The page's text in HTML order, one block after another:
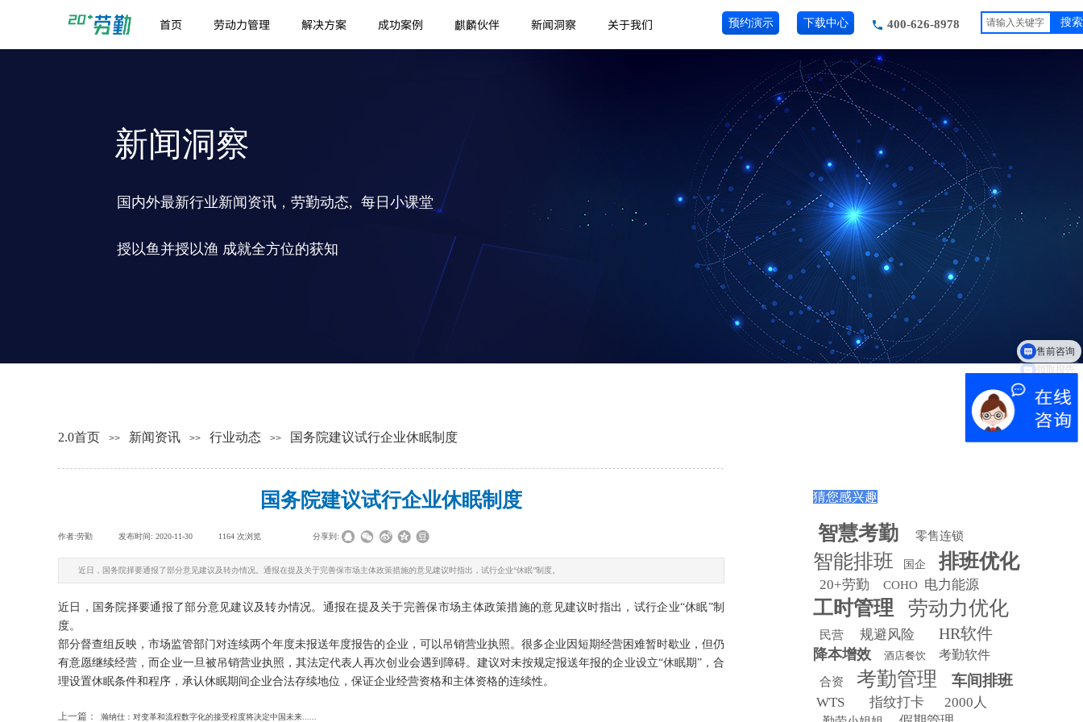
400-626-8978
预约演示 下载中心
首页 劳动力管理 解决方案 成功案例 麒麟伙伴 新闻洞察 关于我们 搜索
国内外最新行业新闻资讯，劳勤动态, 每日小课堂
授以鱼并授以渔 成就全方位的获知
新闻洞察
2.0首页 >> 新闻资讯 >> 行业动态 >> 国务院建议试行企业休眠制度
国务院建议试行企业休眠制度
作者:劳勤 发布时间: 2020-11-30 1164 次浏览 分享到:
近日，国务院择要通报了部分意见建议及转办情况。通报在提及关于完善保市场主体政策措施的意见建议时指出，试行企业“休眠”制度。
近日，国务院择要通报了部分意见建议及转办情况。通报在提及关于完善保市场主体政策措施的意见建议时指出，试行企业“休眠”制
度。
部分督查组反映，市场监管部门对连续两个年度未报送年度报告的企业，可以吊销营业执照。很多企业因短期经营困难暂时歇业，但仍
有意愿继续经营，而企业一旦被吊销营业执照，其法定代表人再次创业会遇到障碍。建议对未按规定报送年报的企业设立“休眠期”，合
理设置休眠条件和程序，承认休眠期间企业合法存续地位，保证企业经营资格和主体资格的连续性。
上一篇： 瀚纳仕：对变革和流程数字化的接受程度将决定中国未来......
猜您感兴趣
智慧考勤 零售连锁
智能排班 国企 排班优化
20+劳勤 COHO 电力能源
工时管理 劳动力优化
民营 规避风险 HR软件
降本增效 酒店餐饮 考勤软件
合资 考勤管理 车间排班
WTS 指纹打卡 2000人
领取报告